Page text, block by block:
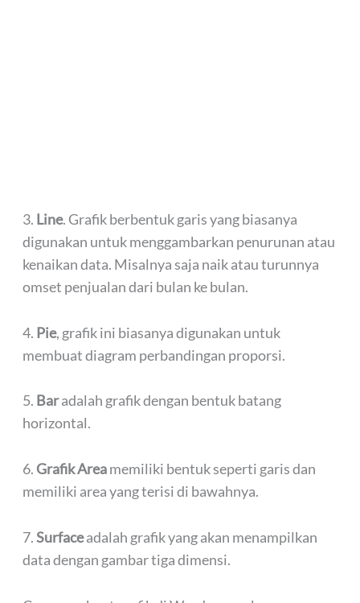
3. Line. Grafik berbentuk garis yang biasanya
digunakan untuk menggambarkan penurunan atau
kenaikan data. Misalnya saja naik atau turunnya
omset penjualan dari bulan ke bulan.
4. Pie, grafik ini biasanya digunakan untuk
membuat diagram perbandingan proporsi.
5. Baradalah grafik dengan bentuk batang
horizontal.
6. Grafik Areamemiliki bentuk seperti garis dan
memiliki area yang terisi di bawahnya.
7.Surfaceadalah grafik yang akan menampilkan
data dengan gambar tiga dimensi.